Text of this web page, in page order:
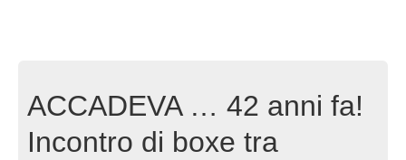
ACCADEVA … 42 anni fa!
Incontro di boxe tra